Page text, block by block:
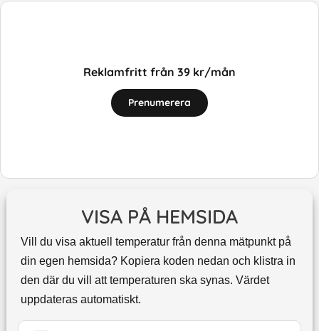
Reklamfritt från 39 kr/mån
Prenumerera
VISA PÅ HEMSIDA
Vill du visa aktuell temperatur från denna mätpunkt på
din egen hemsida? Kopiera koden nedan och klistra in
den där du vill att temperaturen ska synas. Värdet
uppdateras automatiskt.